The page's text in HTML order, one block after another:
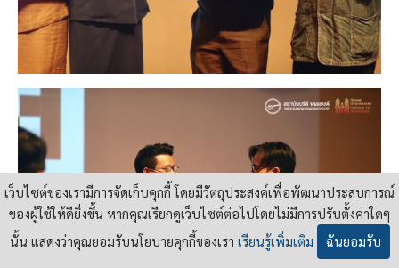
เว็บไซต์ของเรามีการจัดเก็บคุกกี้ โดยมีวัตถุประสงค์เพื่อพัฒนาประสบการณ์
ของผู้ใช้ให้ดียิ่งขึ้น หากคุณเรียกดูเว็บไซต์ต่อไปโดยไม่มีการปรับตั้งค่าใดๆ
นั้น แสดงว่าคุณยอมรับนโยบายคุกกี้ของเรา เรียนรู้เพิ่มเติม ฉันยอมรับ